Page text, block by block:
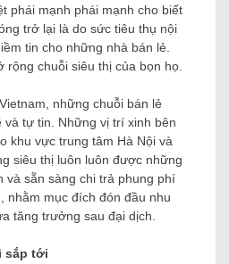
phái mạnh phái mạnh cho biết
trở lại là do sức tiêu thụ nội
tin cho những nhà bán lẻ.
rộng chuỗi siêu thị của bọn họ.
những chuỗi bán lẻ
tự tin. Những vị trí xinh bên
khu vực trung tâm Hà Nội và
siêu thị luôn luôn được những
và sẵn sàng chi trả phung phí
nhằm mục đích đón đầu nhu
tăng trưởng sau đại dịch.
sắp tới